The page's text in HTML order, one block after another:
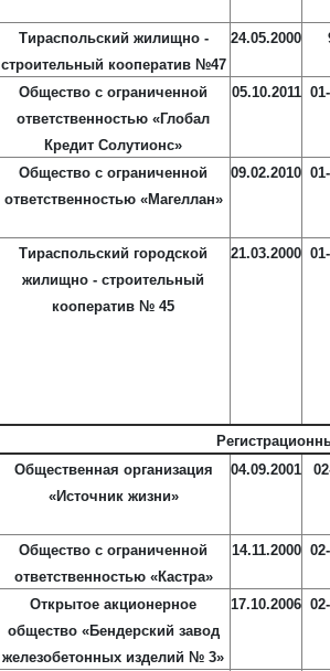
Тираспольский жилищно -
строительный кооператив №47
24.05.2000
Общество с ограниченной
ответственностью «Глобал
Кредит Солутионс»
05.10.2011
Общество с ограниченной
ответственностью «Магеллан»
09.02.2010
Тираспольский городской
жилищно - строительный
кооператив № 45
21.03.2000
Общественная организация
«Источник жизни»
04.09.2001
Общество с ограниченной
ответственностью «Кастра»
14.11.2000
Открытое акционерное
общество «Бендерский завод
железобетонных изделий № 3»
17.10.2006